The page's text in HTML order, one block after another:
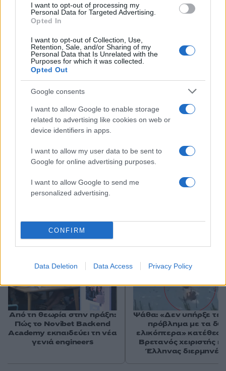
I want to opt-out of processing my
Personal Data for Targeted Advertising.
Opted In
I want to opt-out of Collection, Use,
Retention, Sale, and/or Sharing of my
Personal Data that Is Unrelated with the
Purposes for which it was collected.
Opted Out
Google consents
I want to allow Google to enable storage
related to advertising like cookies on web or
device identifiers in apps.
I want to allow my user data to be sent to
Google for online advertising purposes.
I want to allow Google to send me
personalized advertising.
CONFIRM
Data Deletion Data Access Privacy Policy
Οι συλληφθέντες οδηγήθηκαν στην αρμόδια
ΔΙΑΦΗΜΙΣΗ
Από τη θεωρία στην πράξη:
Πώς το Novibet Backend
Academy εκπαιδεύει τη νέα
γενιά engineers
Ψάθα: «Δεν υπήρξε
πρόβλημα με τα
ελικόπτερα»
Βρετανός χειριστής
Έλληνας